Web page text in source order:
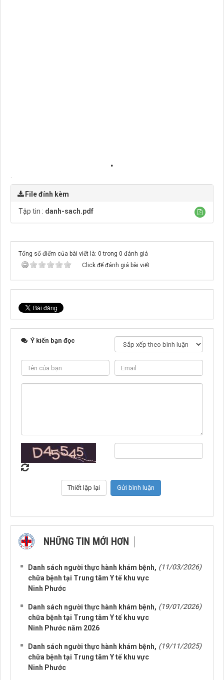
.
File đính kèm
Tập tin : danh-sach.pdf
Tổng số điểm của bài viết là: 0 trong 0 đánh giá
Click để đánh giá bài viết
Ý kiến bạn đọc
NHỮNG TIN MỚI HƠN
Danh sách người thực hành khám bệnh,
chữa bệnh tại Trung tâm Y tế khu vực
Ninh Phước
(11/03/2026)
Danh sách người thực hành khám bệnh,
chữa bệnh tại Trung tâm Y tế khu vực
Ninh Phước năm 2026
(19/01/2026)
Danh sách người thực hành khám bệnh,
chữa bệnh tại Trung tâm Y tế khu vực
Ninh Phước
(19/11/2025)